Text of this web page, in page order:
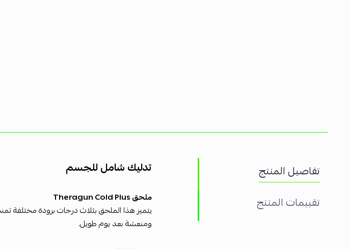
تفاصيل المنتج
تقييمات المنتج
تدليك شامل للجسم
ملحق Theragun Cold Plus
يتميز هذا الملحق بثلاث درجات برودة مختلفة
ومنعشة بعد يوم طويل.